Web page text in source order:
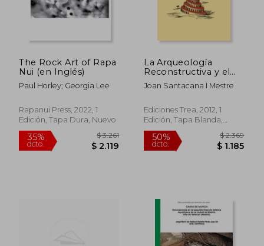
The Rock Art of Rapa
Nui (en Inglés)
Paul Horley; Georgia Lee
Rapanui Press, 2022, 1
Edición, Tapa Dura, Nuevo
La Arqueología
Reconstructiva y el
Factor Didáctico
(Biblioteconomía y
Cultural)
Joan Santacana I Mestre
Ediciones Trea, 2012, 1
Edición, Tapa Blanda,
Nuevo
50%
dcto.